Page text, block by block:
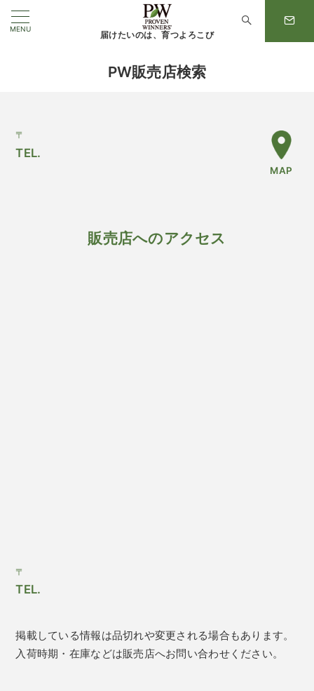
MENU
届けたいのは、育つよろこび
PW販売店検索
〒
TEL.
MAP
販売店へのアクセス
〒
TEL.
掲載している情報は品切れや変更される場合もあります。
入荷時期・在庫などは販売店へお問い合わせください。